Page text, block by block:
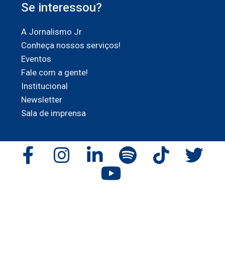
Se interessou?
A Jornalismo Jr
Conheça nossos serviços!
Eventos
Fale com a gente!
Institucional
Newsletter
Sala de imprensa